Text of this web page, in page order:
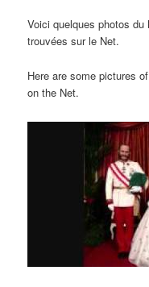
Voici quelques photos du
trouvées sur le Net.
Here are some pictures
on the Net.